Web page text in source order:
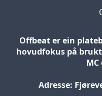
Offbeat er ein
hovudfokus på
Adresse: